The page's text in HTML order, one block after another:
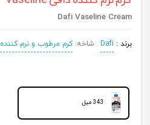
Dafi Vaseline Cream
برند : Dafi شاخه:کرم مرطوب و نرم کننده
343 میل